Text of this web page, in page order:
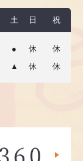
土 日 祝
● 休 休
▲ 休 休